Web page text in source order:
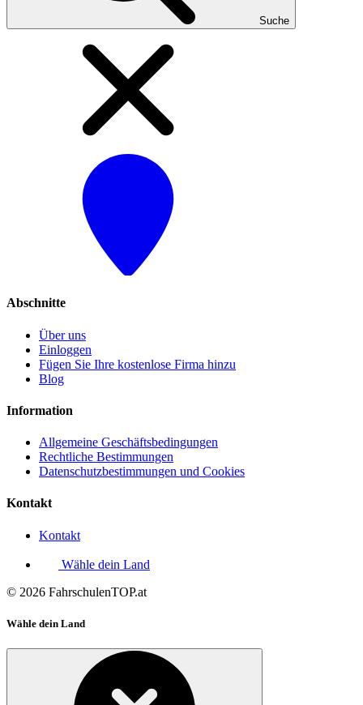
Suche
Abschnitte
Über uns
Einloggen
Fügen Sie Ihre kostenlose Firma hinzu
Blog
Information
Allgemeine Geschäftsbedingungen
Rechtliche Bestimmungen
Datenschutzbestimmungen und Cookies
Kontakt
Kontakt
Wähle dein Land
© 2026 FahrschulenTOP.at
Wähle dein Land